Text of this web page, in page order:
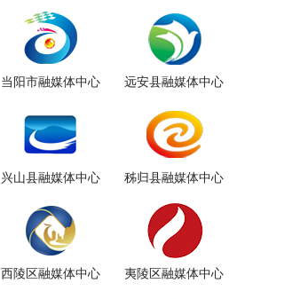
当阳市融媒体中心 远安县融媒体中心
兴山县融媒体中心 秭归县融媒体中心
西陵区融媒体中心 夷陵区融媒体中心